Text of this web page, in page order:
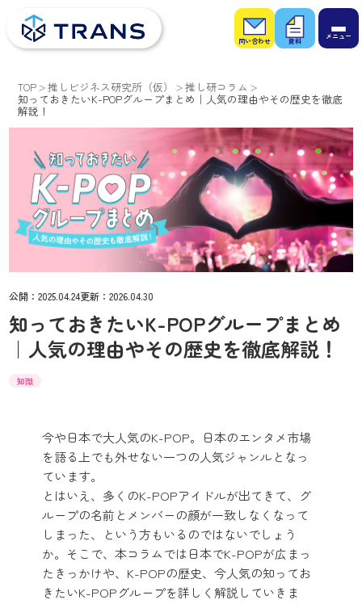
お問
い合
わせ
お役
立ち
資料
TOP 推しビジネス研究所（仮） 推し研コラム
知っておきたいK-POPグループまとめ｜人気の理由やその歴史を徹底
解説！
公開：2025.04.24更新：2026.04.30
知っておきたいK-POPグループまとめ
｜人気の理由やその歴史を徹底解説！
知識
今や日本で大人気のK-POP。日本のエンタメ市場
を語る上でも外せない一つの人気ジャンルとなっ
ています。
とはいえ、多くのK-POPアイドルが出てきて、グ
ループの名前とメンバーの顔が一致しなくなって
しまった、という方もいるのではないでしょう
か。そこで、本コラムでは日本でK-POPが広まっ
たきっかけや、K-POPの歴史、今人気の知ってお
きたいK-POPグループを詳しく解説していきま